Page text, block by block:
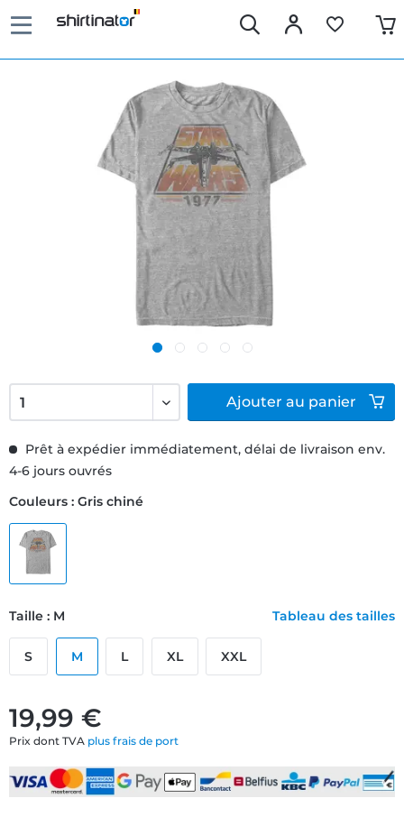
19,99 €
Prix dont TVA plus frais de port
Prêt à expédier immédiatement, délai de livraison env.
4-6 jours ouvrés
Couleurs : Gris chiné
Taille : M Tableau des tailles
S M L XL XXL
Ajouter au panier